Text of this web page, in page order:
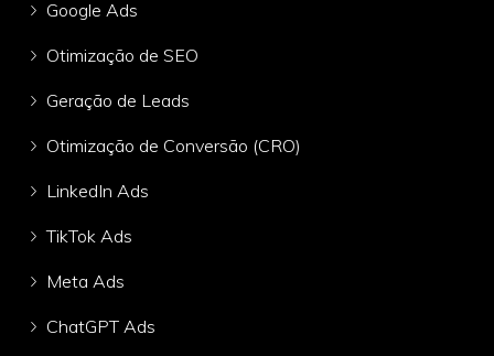
Google Ads
Otimização de SEO
Geração de Leads
Otimização de Conversão (CRO)
LinkedIn Ads
TikTok Ads
Meta Ads
ChatGPT Ads